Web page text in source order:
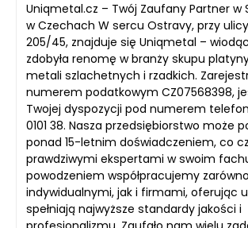
Uniqmetal.cz – Twój Zaufany Partner w
w Czechach W sercu Ostravy, przy
205/45, znajduje się Uniqmetal –
zdobyła renomę w branży skupu
metali szlachetnych i rzadkich.
numerem podatkowym CZ07568398,
Twojej dyspozycji pod numerem
0101 38. Nasza przedsiębiorstwo może
ponad 15-letnim doświadczeniem, co
prawdziwymi ekspertami w swoim
powodzeniem współpracujemy
indywidualnymi, jak i firmami, oferując
spełniają najwyższe standardy jakości i